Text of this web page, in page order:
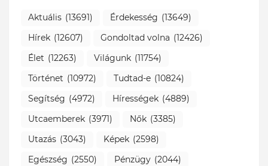
Aktuális (13691) Érdekesség (13649)
Hírek (12607) Gondoltad volna (12426)
Élet (12263) Világunk (11754)
Történet (10972) Tudtad-e (10824)
Segítség (4972) Hírességek (4889)
Utcaemberek (3971) Nők (3385)
Utazás (3043) Képek (2598)
Egészség (2550) Pénzügy (2044)